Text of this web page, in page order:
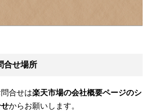
合せ場所
合せは楽天市場の会社概要ページのシ
からお願いします。